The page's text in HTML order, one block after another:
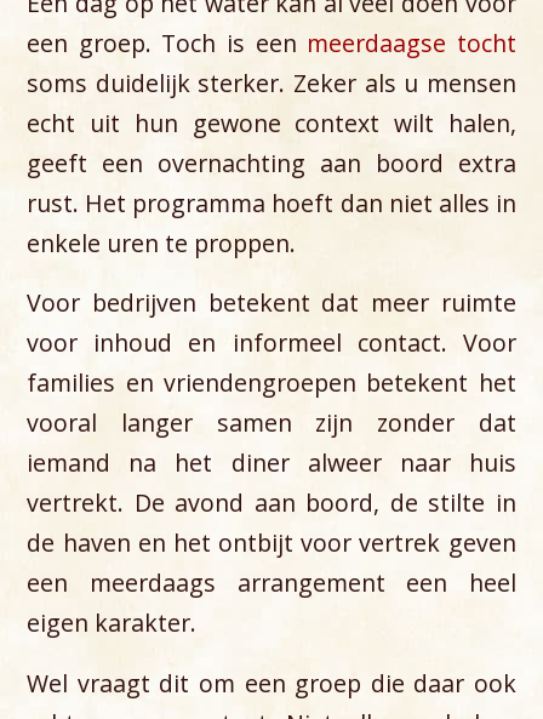
een groep. Toch is een meerdaagse tocht
soms duidelijk sterker. Zeker als u mensen
echt uit hun gewone context wilt halen,
geeft een overnachting aan boord extra
rust. Het programma hoeft dan niet alles in
enkele uren te proppen.
Voor bedrijven betekent dat meer ruimte
voor inhoud en informeel contact. Voor
families en vriendengroepen betekent het
vooral langer samen zijn zonder dat
iemand na het diner alweer naar huis
vertrekt. De avond aan boord, de stilte in
de haven en het ontbijt voor vertrek geven
een meerdaags arrangement een heel
eigen karakter.
Wel vraagt dit om een groep die daar ook